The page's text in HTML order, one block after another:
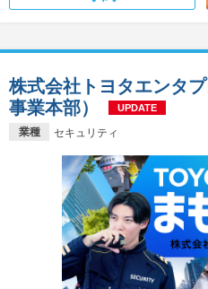
業種 セキュリティ
株式会社トヨタエンタ
事業本部）
UPDATE